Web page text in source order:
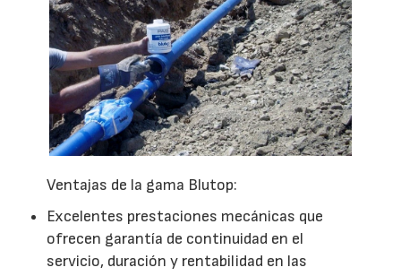
Ventajas de la gama Blutop:
Excelentes prestaciones mecánicas que
ofrecen garantía de continuidad en el
servicio, duración y rentabilidad en las